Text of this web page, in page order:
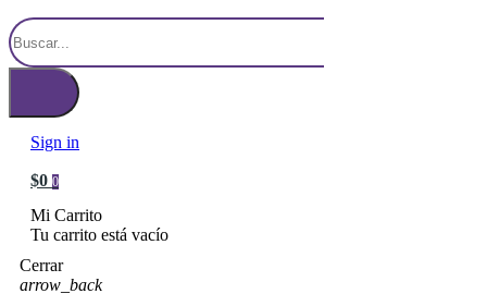
Sign in
$0 0
Mi Carrito
Tu carrito está vacío
Cerrar
arrow_back